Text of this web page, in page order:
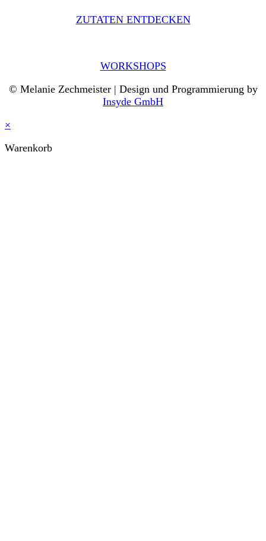
ZUTATEN ENTDECKEN
WORKSHOPS
© Melanie Zechmeister | Design und Programmierung by
Insyde GmbH
×
Warenkorb